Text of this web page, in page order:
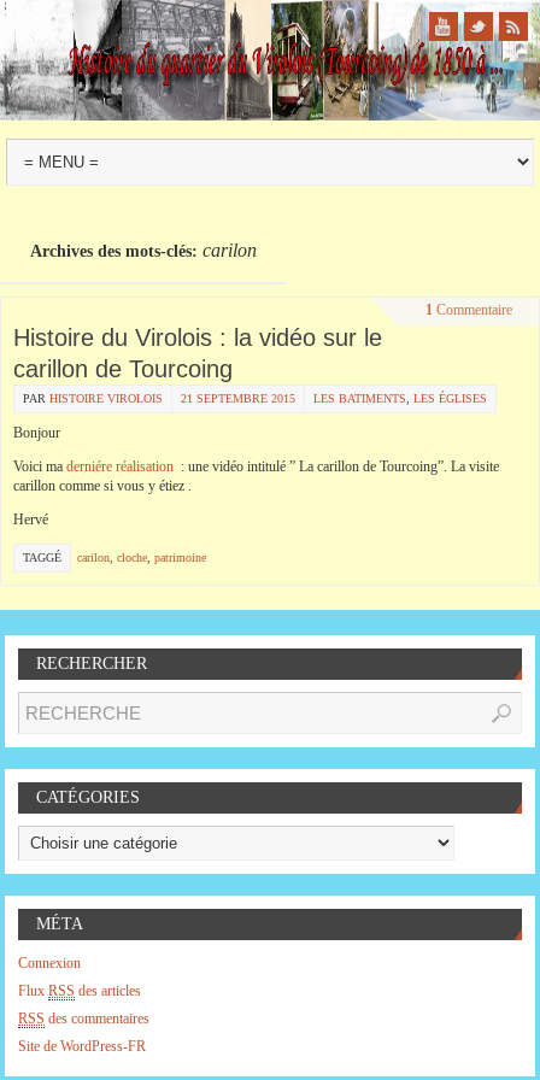
Archives des mots-clés: carilon
1 Commentaire
Histoire du Virolois : la vidéo sur le
carillon de Tourcoing
PAR HISTOIRE VIROLOIS 21 SEPTEMBRE 2015 LES BATIMENTS LES ÉGLISES
Bonjour
Voici ma derniére réalisation : une vidéo intitulé ” La carillon de Tourcoing”. La visite
carillon comme si vous y étiez .
Hervé
TAGGÉ carilon cloche patrimoine
RECHERCHER
CATÉGORIES
MÉTA
Connexion
FluxRSS des articles
RSS des commentaires
Site de WordPress-FR